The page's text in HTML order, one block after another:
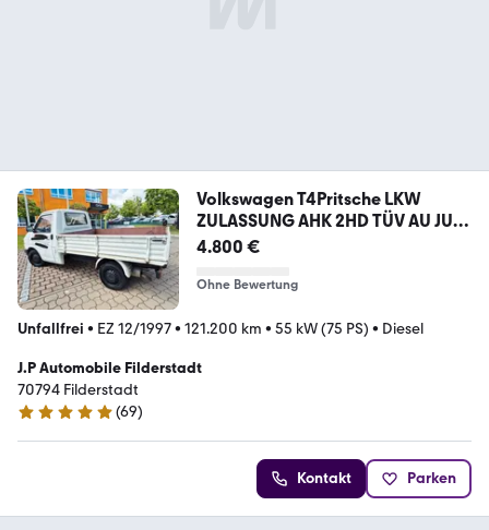
Volkswagen T4Pritsche LKW
ZULASSUNG AHK 2HD TÜV AU JULI
28
4.800 €
Ohne Bewertung
Unfallfrei • EZ 12/1997• 121.200 km • 55 kW (75 PS) • Diesel
J.P Automobile Filderstadt
70794 Filderstadt
5 Sterne
(69)
Kontakt Parken